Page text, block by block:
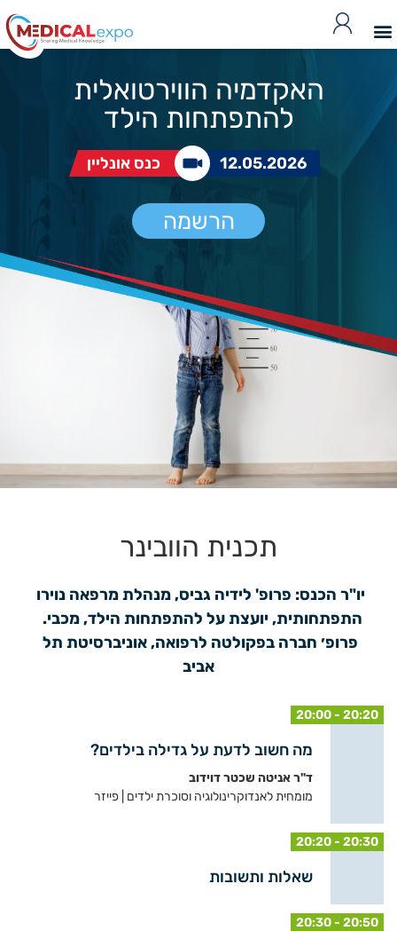
האקדמיה הווירטואלית
להתפתחות הילד
12.05.2026 כנס אונליין
הרשמה
תכנית הוובינר
אביב
20:00 - 20:20
מה חשוב לדעת על גדילה בילדים?
ד"ר אניטה שכטר דוידוב
מומחית לאנדוקרינולוגיה וסוכרת ילדים | פייזר
20:20 - 20:30
שאלות ותשובות
20:30 - 20:50